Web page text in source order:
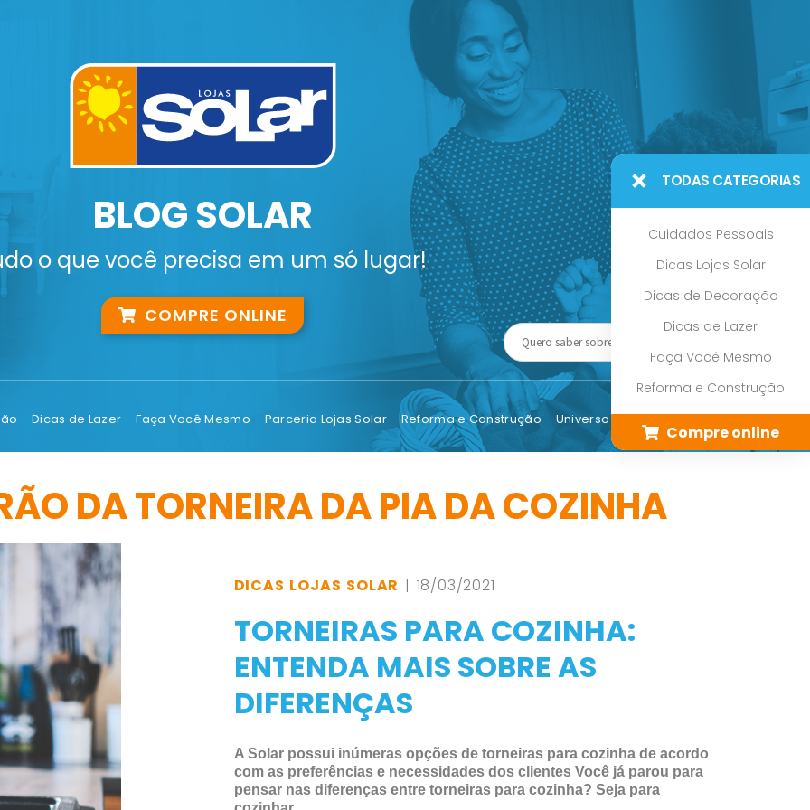
BLOG SOLAR
o que você precisa em um só lugar!
COMPRE ONLINE
Dicas de Lazer Faça Você Mesmo Parceria Lojas Solar Reforma e Construção Universo Digital
TODAS CATEGORIAS
Cuidados Pessoais
Dicas Lojas Solar
Dicas de Decoração
Dicas de Lazer
Faça Você Mesmo
Reforma e Construção
Compre online
DA TORNEIRA DA PIA DA COZINHA
DICAS LOJAS SOLAR | 18/03/2021
TORNEIRAS PARA COZINHA:
ENTENDA MAIS SOBRE AS
DIFERENÇAS
A Solar possui inúmeras opções de torneiras para cozinha de acordo
com as preferências e necessidades dos clientes Você já parou para
pensar nas diferenças entre torneiras para cozinha? Seja para